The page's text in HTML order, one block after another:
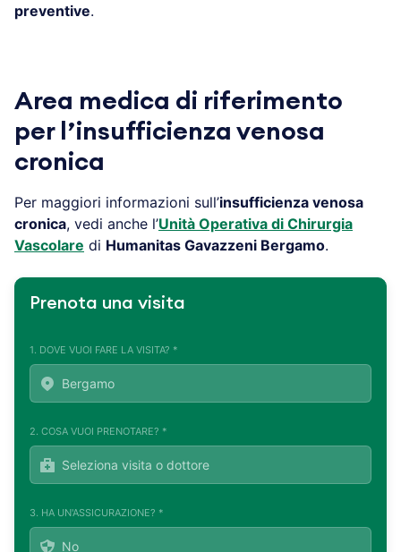
preventive.
Area medica di riferimento
per l’insufficienza venosa
cronica
Per maggiori informazioni sull’insufficienza venosa
cronica, vedi anche l’Unità Operativa di Chirurgia
Vascolare di Humanitas Gavazzeni Bergamo.
Prenota una visita
1. DOVE VUOI FARE LA VISITA? *
2. COSA VUOI PRENOTARE? *
3. HA UN'ASSICURAZIONE? *